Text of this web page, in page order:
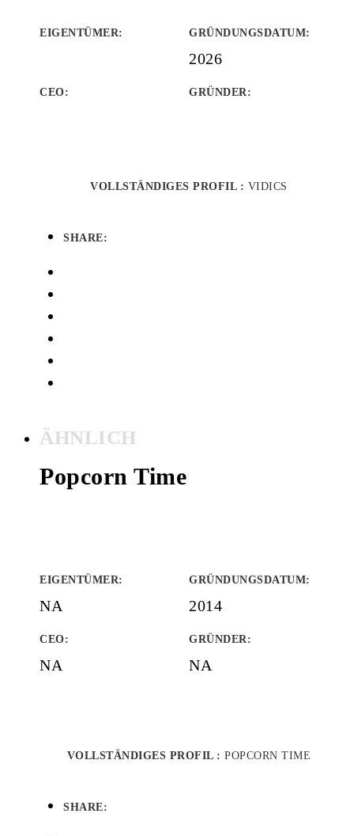
EIGENTÜMER: GRÜNDUNGSDATUM:
2026
CEO: GRÜNDER:
VOLLSTÄNDIGES PROFIL : VIDICS
SHARE:
ÄHNLICH
Popcorn Time
EIGENTÜMER:
NA
GRÜNDUNGSDATUM:
2014
CEO:
NA
GRÜNDER:
NA
VOLLSTÄNDIGES PROFIL :POPCORN TIME
SHARE: